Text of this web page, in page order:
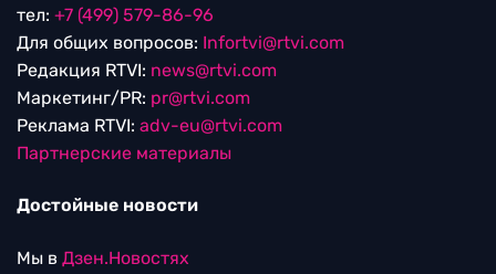
тел: +7 (499) 579-86-96
Для общих вопросов: Infortvi@rtvi.com
Редакция RTVI: news@rtvi.com
Маркетинг/PR: pr@rtvi.com
Реклама RTVI: adv-eu@rtvi.com
Партнерские материалы
Достойные новости
Мы в Дзен.Новостях